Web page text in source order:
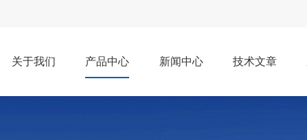
关于我们 产品中心 新闻中心 技术文章